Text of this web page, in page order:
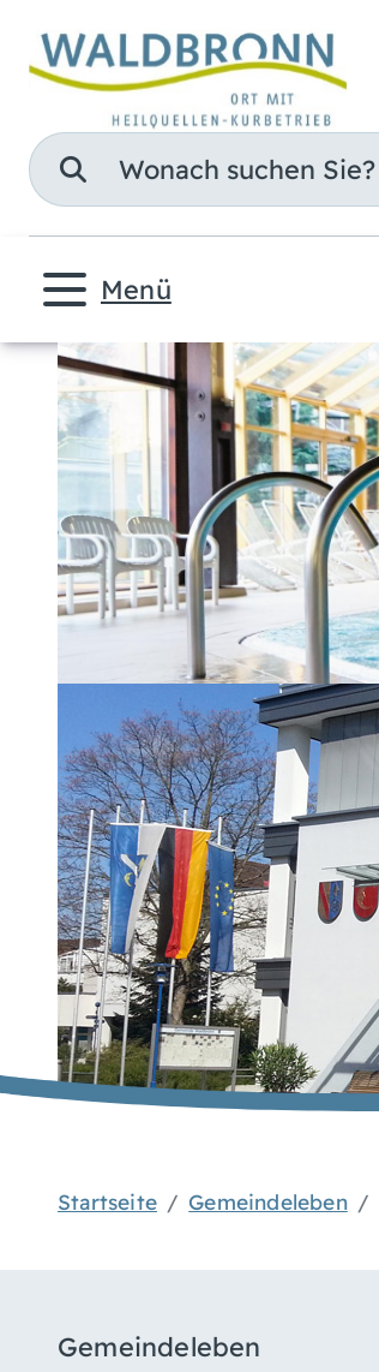
Suche
Menü
Startseite Gemeindeleben
Gemeindeleben